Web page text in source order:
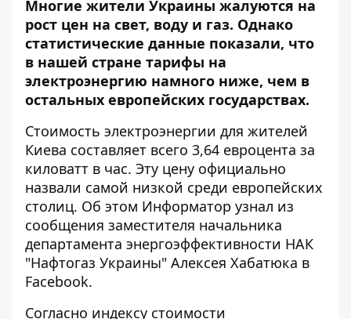
Многие жители Украины жалуются на
рост цен на свет, воду и газ. Однако
статистические данные показали, что
в нашей стране тарифы на
электроэнергию намного ниже, чем в
остальных европейских государствах.
Стоимость электроэнергии для жителей
Киева составляет всего 3,64 евроцента за
киловатт в час. Эту цену официально
назвали самой низкой среди европейских
столиц. Об этом Информатор узнал из
сообщения заместителя начальника
департамента энергоэффективности НАК
"Нафтогаз Украины" Алексея Хабатюка в
Facebook.
Согласно индексу стоимости